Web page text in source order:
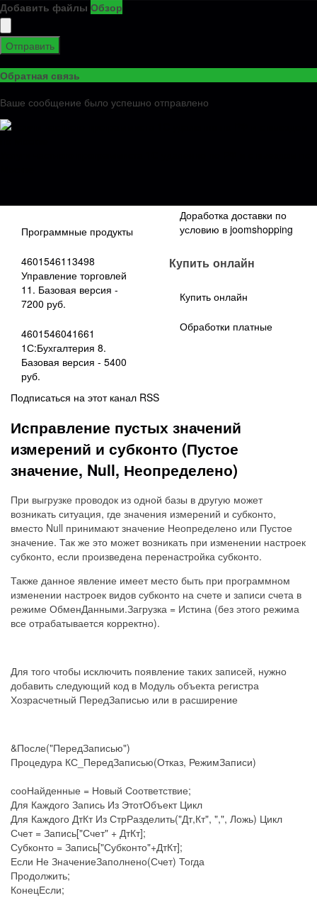
Добавить файлы Обзор
Отправить
Обратная связь
Ваше сообщение было успешно отправлено
Бухгалтерию 3.0
Ошибка при проведении
документа Начисление
зарплаты в бухгалтерии
поиска объект не
Программные продукты
4601546113498
Управление торговлей
11. Базовая версия -
7200 руб.
4601546041661
1С:Бухгалтерия 8.
Базовая версия - 5400
руб.
Доработка доставки по
условию в joomshopping
Купить онлайн
Купить онлайн
Обработки платные
Подписаться на этот канал RSS
Исправление пустых значений
измерений и субконто (Пустое
значение, Null, Неопределено)
При выгрузке проводок из одной базы в другую может
возникать ситуация, где значения измерений и субконто,
вместо Null принимают значение Неопределено или Пустое
значение. Так же это может возникать при изменении настроек
субконто, если произведена перенастройка субконто.
Также данное явление имеет место быть при программном
изменении настроек видов субконто на счете и записи счета в
режиме ОбменДанными.Загрузка = Истина (без этого режима
все отрабатывается корректно).
Для того чтобы исключить появление таких записей, нужно
добавить следующий код в Модуль объекта регистра
Хозрасчетный ПередЗаписью или в расширение
&После("ПередЗаписью")
Процедура КС_ПередЗаписью(Отказ, РежимЗаписи)
сооНайденные = Новый Соответствие;
Для Каждого Запись Из ЭтотОбъект Цикл
Для Каждого ДтКт Из СтрРазделить("Дт,Кт", ",", Ложь) Цикл
Счет = Запись["Счет" + ДтКт];
Субконто = Запись["Субконто"+ДтКт];
Если Не ЗначениеЗаполнено(Счет) Тогда
Продолжить;
КонецЕсли;